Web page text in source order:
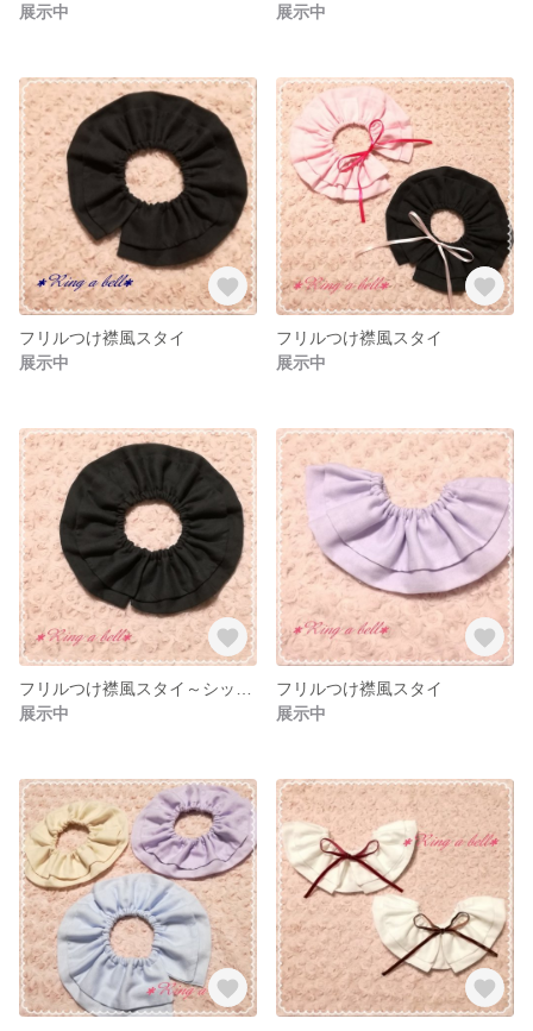
展示中
展示中
フリルつけ襟風スタイ
展示中
フリルつけ襟風スタイ
展示中
展示中
フリルつけ襟風スタイ
展示中